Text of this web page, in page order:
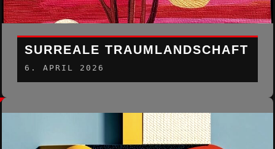
SURREALE TRAUMLANDSCHAFT
6. APRIL 2026